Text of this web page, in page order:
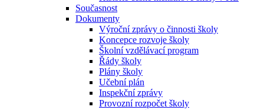
Současnost
Dokumenty
Výroční zprávy o činnosti školy
Koncepce rozvoje školy
Školní vzdělávací program
Řády školy
Plány školy
Učební plán
Inspekční zprávy
Provozní rozpočet školy